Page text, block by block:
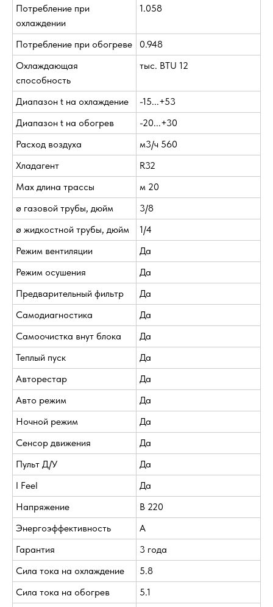
Потребление при
охлаждении
1.058
Потребление при обогреве
0.948
Охлаждающая
способность
тыс. BTU 12
Диапазон t на охлаждение
-15...+53
Диапазон t на обогрев
-20...+30
Расход воздуха
м3/ч 560
Хладагент
R32
Max длина трассы
м 20
ø газовой трубы, дюйм
3/8
ø жидкостной трубы, дюйм
1/4
Режим вентиляции
Да
Режим осушения
Да
Предварительный фильтр
Да
Самодиагностика
Да
Самоочистка внут блока
Да
Теплый пуск
Да
Авторестар
Да
Авто режим
Да
Ночной режим
Да
Сенсор движения
Да
Пульт Д/У
Да
I Feel
Да
Напряжение
В 220
Энергоэффективность
A
Гарантия
3 года
Сила тока на охлаждение
5.8
Сила тока на обогрев
5.1